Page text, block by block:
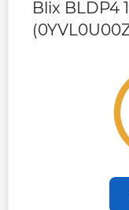
Blix BLDP4